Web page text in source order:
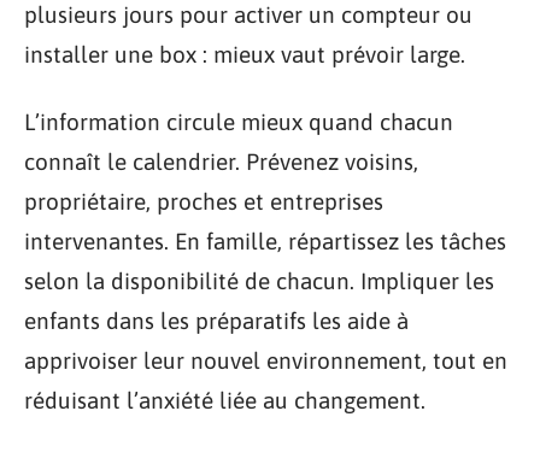
plusieurs jours pour activer un compteur ou
installer une box : mieux vaut prévoir large.
L’information circule mieux quand chacun
connaît le calendrier. Prévenez voisins,
propriétaire, proches et entreprises
intervenantes. En famille, répartissez les tâches
selon la disponibilité de chacun. Impliquer les
enfants dans les préparatifs les aide à
apprivoiser leur nouvel environnement, tout en
réduisant l’anxiété liée au changement.